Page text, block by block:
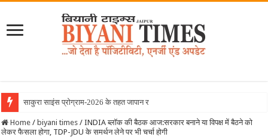
साकुरा साइंस प्रोग्राम-2026 के तहत जापान रवाना हुई बिय
Home / biyani times / INDIA ब्लॉक की बैठक आज:सरकार बनाने या विपक्ष में बैठने को
लेकर फैसला होगा, TDP-JDU के समर्थन लेने पर भी चर्चा होगी